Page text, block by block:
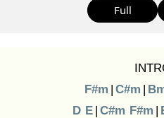
Full
F#m | C#m |
D E | C#m F#m |